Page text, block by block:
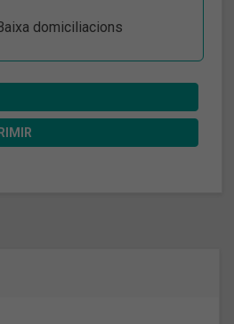
domiciliacions